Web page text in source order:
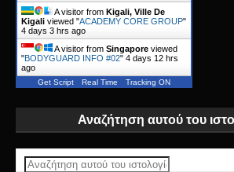
A visitor from Kigali, Ville De
Kigali viewed "ACADEMY CORE GROUP"
4 days 3 hrs ago
A visitor from Singapore viewed
"BODYGUARD INFO #02" 4 days 12 hrs
ago
Get Script Real Time Tracking ON
Αναζήτηση αυτού του